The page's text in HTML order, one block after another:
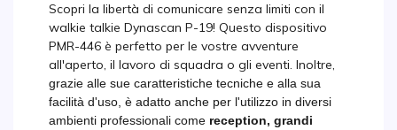
Scopri la libertà di comunicare senza limiti con il
walkie talkie Dynascan P-19! Questo dispositivo
PMR-446 è perfetto per le vostre avventure
all'aperto, il lavoro di squadra o gli eventi. Inoltre,
grazie alle sue caratteristiche tecniche e alla sua
facilità d'uso, è adatto anche per l'utilizzo in diversi
ambienti professionali come reception, grandi